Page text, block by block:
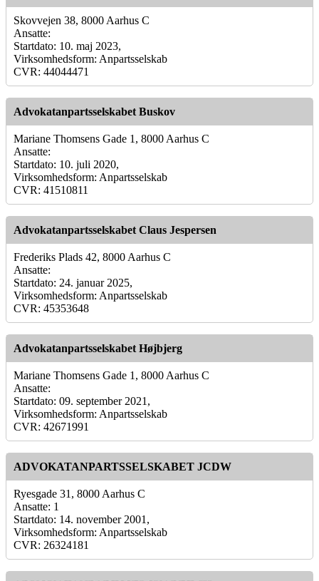
Skovvejen 38, 8000 Aarhus C
Ansatte:
Startdato: 10. maj 2023,
Virksomhedsform: Anpartsselskab
CVR: 44044471
Advokatanpartsselskabet Buskov
Mariane Thomsens Gade 1, 8000 Aarhus C
Ansatte:
Startdato: 10. juli 2020,
Virksomhedsform: Anpartsselskab
CVR: 41510811
Advokatanpartsselskabet Claus Jespersen
Frederiks Plads 42, 8000 Aarhus C
Ansatte:
Startdato: 24. januar 2025,
Virksomhedsform: Anpartsselskab
CVR: 45353648
Advokatanpartsselskabet Højbjerg
Mariane Thomsens Gade 1, 8000 Aarhus C
Ansatte:
Startdato: 09. september 2021,
Virksomhedsform: Anpartsselskab
CVR: 42671991
ADVOKATANPARTSSELSKABET JCDW
Ryesgade 31, 8000 Aarhus C
Ansatte: 1
Startdato: 14. november 2001,
Virksomhedsform: Anpartsselskab
CVR: 26324181